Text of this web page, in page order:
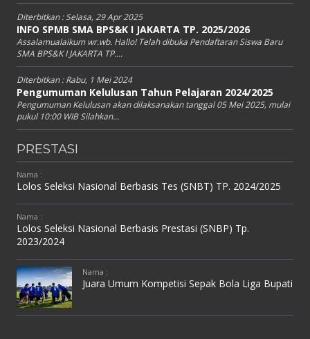
Diterbitkan :Selasa, 29 Apr 2025
INFO SPMB SMA BPS&K I JAKARTA TP. 2025/2026
Assalamualaikum wr.wb. Hallo! Telah dibuka Pendaftaran Siswa Baru
SMA BPS&K I JAKARTA TP....
Diterbitkan :Rabu, 1 Mei 2024
Pengumuman Kelulusan Tahun Pelajaran 2024/2025
Pengumuman Kelulusan akan dilaksanakan tanggal 05 Mei 2025, mulai
pukul 10:00 WIB Silahkan...
PRESTASI
Nama :
Lolos Seleksi Nasional Berbasis Tes (SNBT) TP. 2024/2025
Nama :
Lolos Seleksi Nasional Berbasis Prestasi (SNBP) Tp.
2023/2024
Nama :
Juara Umum Kompetisi Sepak Bola Liga Bupati